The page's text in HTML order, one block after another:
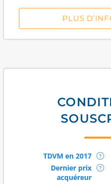
PLUS
TDVM en 2017
Dernier prix
acquéreur